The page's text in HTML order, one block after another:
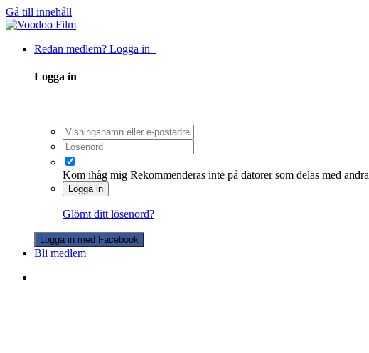
Gå till innehåll
Redan medlem? Logga in
Logga in
Kom ihåg mig Rekommenderas inte på datorer som delas med andra
Logga in
Glömt ditt lösenord?
Logga in med Facebook
Bli medlem